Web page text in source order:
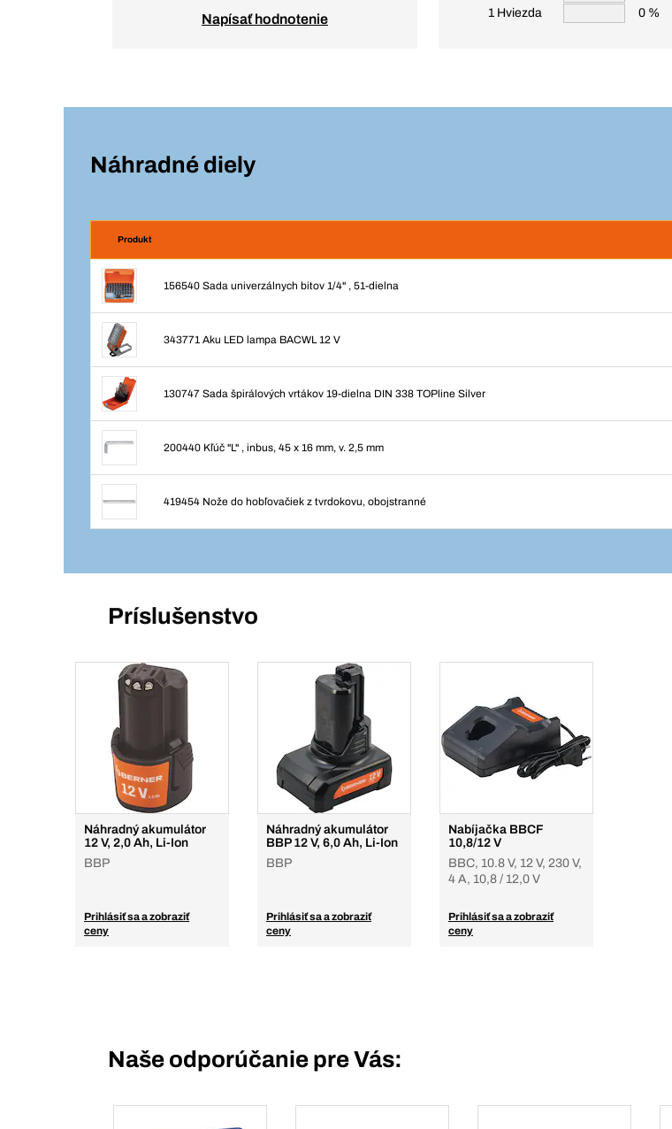
Napísať hodnotenie
1 Hviezda
0 %
Náhradné diely
Produkt
156540 Sada univerzálnych bitov 1/4" , 51-dielna
343771 Aku LED lampa BACWL 12 V
130747 Sada špirálových vrtákov 19-dielna DIN 338 TOPline Silver
200440 Kľúč "L" , inbus, 45 x 16 mm, v. 2,5 mm
419454 Nože do hobľovačiek z tvrdokovu, obojstranné
Príslušenstvo
Náhradný akumulátor
12 V, 2,0 Ah, Li-Ion
BBP
Prihlásiť sa a zobraziť
ceny
Náhradný akumulátor
BBP 12 V, 6,0 Ah, Li-Ion
BBP
Prihlásiť sa a zobraziť
ceny
Nabíjačka BBCF
10,8/12 V
BBC, 10.8 V, 12 V, 230 V,
4 A, 10,8 / 12,0 V
Prihlásiť sa a zobraziť
ceny
Naše odporúčanie pre Vás: